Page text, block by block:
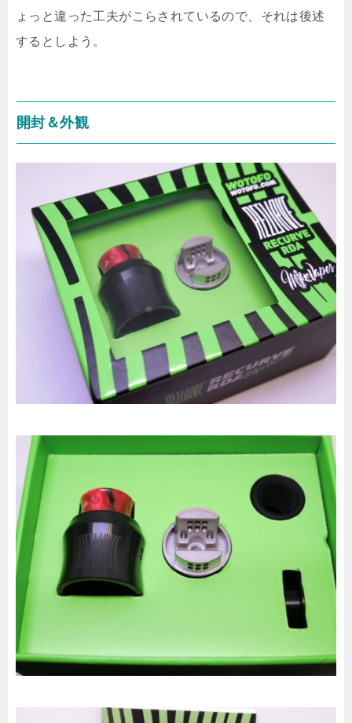
ょっと違った工夫がこらされているので、それは後述
するとしよう。
開封＆外観